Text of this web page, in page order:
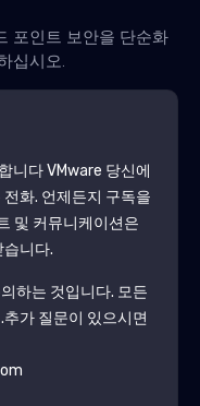
포인트 보안을 단순화
십시오.
니다VMware 당신에
화. 언제든지 구독을
및 커뮤니케이션은
니다.
하는 것입니다. 모든
.추가 질문이 있으시면